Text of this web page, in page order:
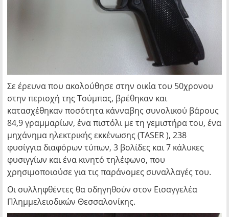
Σε έρευνα που ακολούθησε στην οικία του 50χρονου
στην περιοχή της Τούμπας, βρέθηκαν και
κατασχέθηκαν ποσότητα κάνναβης συνολικού βάρους
84,9 γραμμαρίων, ένα πιστόλι με τη γεμιστήρα του, ένα
μηχάνημα ηλεκτρικής εκκένωσης (TASER ), 238
φυσίγγια διαφόρων τύπων, 3 βολίδες και 7 κάλυκες
φυσιγγίων και ένα κινητό τηλέφωνο, που
χρησιμοποιούσε για τις παράνομες συναλλαγές του.
Οι συλληφθέντες θα οδηγηθούν στον Εισαγγελέα
Πλημμελειοδικών Θεσσαλονίκης.